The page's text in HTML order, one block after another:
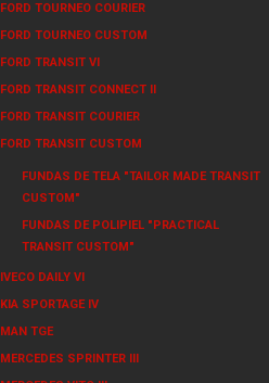
FORD TOURNEO COURIER
FORD TOURNEO CUSTOM
FORD TRANSIT VI
FORD TRANSIT CONNECT II
FORD TRANSIT COURIER
FORD TRANSIT CUSTOM
FUNDAS DE TELA "TAILOR MADE TRANSIT
CUSTOM"
FUNDAS DE POLIPIEL "PRACTICAL
TRANSIT CUSTOM"
IVECO DAILY VI
KIA SPORTAGE IV
MAN TGE
MERCEDES SPRINTER III